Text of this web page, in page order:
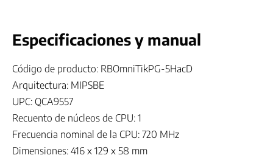
Especificaciones y manual
Código de producto: RBOmniTikPG-5HacD
Arquitectura: MIPSBE
UPC: QCA9557
Recuento de núcleos de CPU: 1
Frecuencia nominal de la CPU: 720 MHz
Dimensiones: 416 x 129 x 58 mm